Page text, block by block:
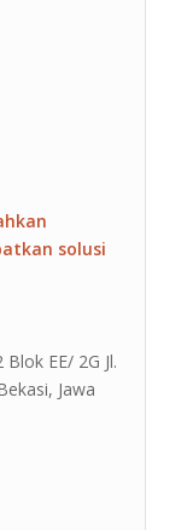
solusi
EE/ 2G Jl.
Jawa